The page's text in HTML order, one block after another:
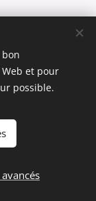
et pour
possible.